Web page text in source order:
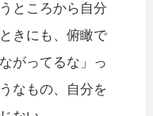
ところから自分
きにも、俯瞰で
がってるな」っ
なもの、自分を